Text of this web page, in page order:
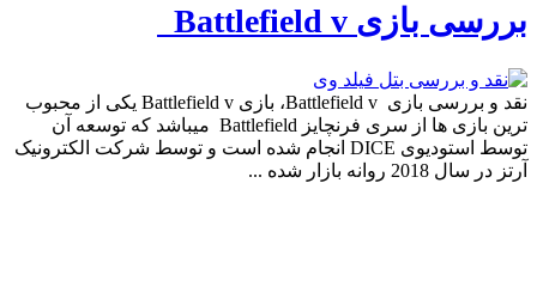
بررسی بازی Battlefield v
نقد و بررسی بازی Battlefield v، بازی Battlefield v یکی از محبوب
ترین بازی ها از سری فرنچایز Battlefield میباشد که توسعه آن
توسط استودیوی DICE انجام شده است و توسط شرکت الکترونیک
آرتز در سال 2018 روانه بازار شده ...